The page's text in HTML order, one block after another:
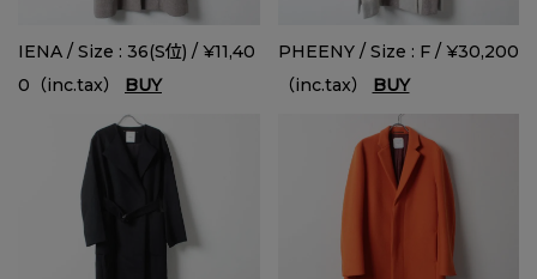
IENA / Size : 36(S位) / ¥11,40
0（inc.tax） BUY
PHEENY / Size : F / ¥30,200
（inc.tax） BUY